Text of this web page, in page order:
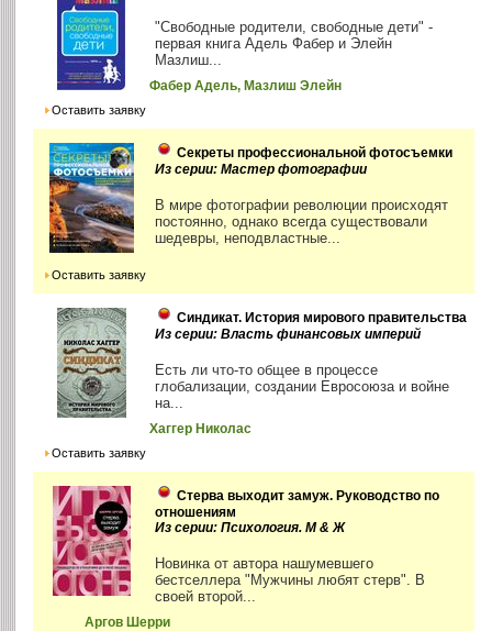
"Свободные родители, свободные дети" -
первая книга Адель Фабер и Элейн
Мазлиш...
Фабер Адель, Мазлиш Элейн
Оставить заявку
Секреты профессиональной фотосъемки
Из серии: Мастер фотографии
В мире фотографии революции происходят
постоянно, однако всегда существовали
шедевры, неподвластные...
Оставить заявку
Синдикат. История мирового правительства
Из серии: Власть финансовых империй
Есть ли что-то общее в процессе
глобализации, создании Евросоюза и войне
на...
Хаггер Николас
Оставить заявку
Стерва выходит замуж. Руководство по
отношениям
Из серии: Психология. М & Ж
Новинка от автора нашумевшего
бестселлера "Мужчины любят стерв". В
своей второй...
Аргов Шерри